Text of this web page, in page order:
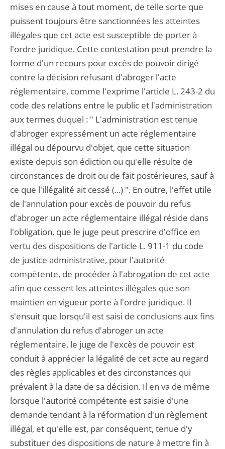
mises en cause à tout moment, de telle sorte que
puissent toujours être sanctionnées les atteintes
illégales que cet acte est susceptible de porter à
l'ordre juridique. Cette contestation peut prendre la
forme d'un recours pour excès de pouvoir dirigé
contre la décision refusant d'abroger l'acte
réglementaire, comme l'exprime l'article L. 243-2 du
code des relations entre le public et l'administration
aux termes duquel : " L'administration est tenue
d'abroger expressément un acte réglementaire
illégal ou dépourvu d'objet, que cette situation
existe depuis son édiction ou qu'elle résulte de
circonstances de droit ou de fait postérieures, sauf à
ce que l'illégalité ait cessé (...) ". En outre, l'effet utile
de l'annulation pour excès de pouvoir du refus
d'abroger un acte réglementaire illégal réside dans
l'obligation, que le juge peut prescrire d'office en
vertu des dispositions de l'article L. 911-1 du code
de justice administrative, pour l'autorité
compétente, de procéder à l'abrogation de cet acte
afin que cessent les atteintes illégales que son
maintien en vigueur porte à l'ordre juridique. Il
s'ensuit que lorsqu'il est saisi de conclusions aux fins
d'annulation du refus d'abroger un acte
réglementaire, le juge de l'excès de pouvoir est
conduit à apprécier la légalité de cet acte au regard
des règles applicables et des circonstances qui
prévalent à la date de sa décision. Il en va de même
lorsque l'autorité compétente est saisie d'une
demande tendant à la réformation d'un règlement
illégal, et qu'elle est, par conséquent, tenue d'y
substituer des dispositions de nature à mettre fin à